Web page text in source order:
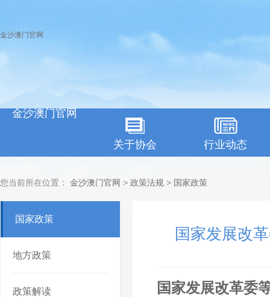
金沙澳门官网
金沙澳门官网
关于协会 行业动态
您当前所在位置： 金沙澳门官网 > 政策法规 > 国家政策
国家政策
地方政策
政策解读
国家发展改
国家发展改革委